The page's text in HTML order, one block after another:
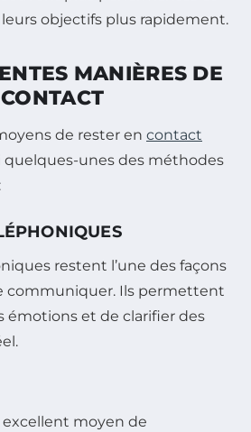
objectifs plus rapidement.
MANIÈRES DE
de rester en contact
quelques-unes des méthodes
restent l’une des façons
communiquer. Ils permettent
émotions et de clarifier des
moyen de